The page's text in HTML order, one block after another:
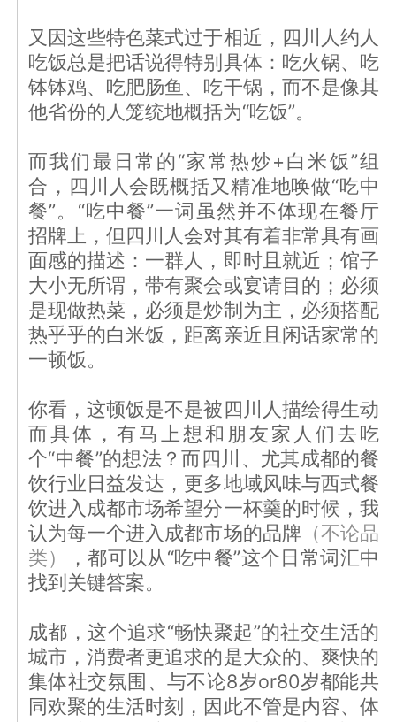
又因这些特色菜式过于相近，四川人约人
吃饭总是把话说得特别具体：吃火锅、吃
钵钵鸡、吃肥肠鱼、吃干锅，而不是像其
他省份的人笼统地概括为“吃饭”。
而我们最日常的“家常热炒+白米饭”组
合，四川人会既概括又精准地唤做“吃中
餐”。“吃中餐”一词虽然并不体现在餐厅
招牌上，但四川人会对其有着非常具有画
面感的描述：一群人，即时且就近；馆子
大小无所谓，带有聚会或宴请目的；必须
是现做热菜，必须是炒制为主，必须搭配
热乎乎的白米饭，距离亲近且闲话家常的
一顿饭。
你看，这顿饭是不是被四川人描绘得生动
而具体，有马上想和朋友家人们去吃
个“中餐”的想法？而四川、尤其成都的餐
饮行业日益发达，更多地域风味与西式餐
饮进入成都市场希望分一杯羹的时候，我
认为每一个进入成都市场的品牌 （不论品
类）
，都可以从“吃中餐”这个日常词汇中
找到关键答案。
成都，这个追求“畅快聚起”的社交生活的
城市，消费者更追求的是大众的、爽快的
集体社交氛围、与不论8岁or80岁都能共
同欢聚的生活时刻，因此不管是内容、体